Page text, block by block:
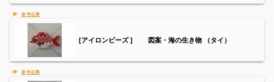
[アイロンビーズ ] 図案・海の生き物 （タイ）